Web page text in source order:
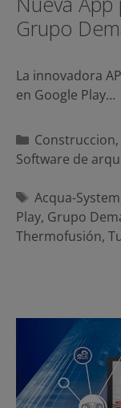
Grupo
La innovadora
en Google Play…
Categorías
Construccion,
Software de
Etiquetas
Acqua-System
Play, Grupo
Thermofusión,